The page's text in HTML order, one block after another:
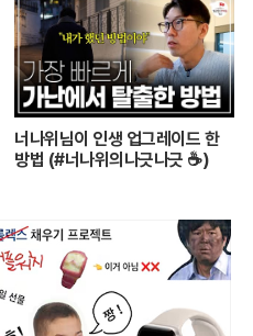
24시┃PD로그┃#골라듄다큐
너나위님이 인생 업그레이드 한
방법 (#너나위의나긋나긋 ☕)